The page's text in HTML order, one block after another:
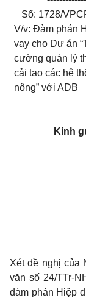
Số: 1728/
V/v: Đàm phán
vay cho Dự án
cường quản lý
cải tạo các hệ
nông” với ADB
Kính
Xét đề nghị của
văn số 24/TTr-
đàm phán Hiệp